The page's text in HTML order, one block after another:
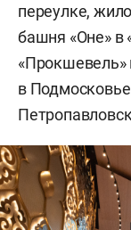
переулке,
башня «Оне» в
в